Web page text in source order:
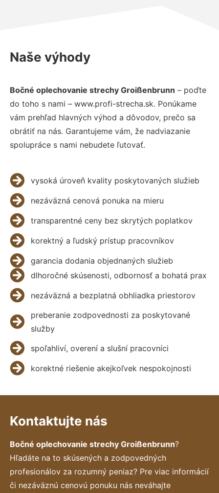
Naše výhody
Bočné oplechovanie strechy Groißenbrunn – poďte
do toho s nami – www.profi-strecha.sk. Ponúkame
vám prehľad hlavných výhod a dôvodov, prečo sa
obrátiť na nás. Garantujeme vám, že nadviazanie
spolupráce s nami nebudete ľutovať.
vysoká úroveň kvality poskytovaných služieb
nezáväzná cenová ponuka na mieru
transparentné ceny bez skrytých poplatkov
korektný a ľudský prístup pracovníkov
garancia dodania objednaných služieb
dlhoročné skúsenosti, odbornosť a bohatá prax
nezáväzná a bezplatná obhliadka priestorov
preberanie zodpovednosti za poskytované
služby
spoľahliví, overení a slušní pracovníci
korektné riešenie akejkoľvek nespokojnosti
Kontaktujte nás
Bočné oplechovanie strechy Groißenbrunn?
Hľadáte na to skúsených a zodpovedných
profesionálov za rozumný peniaz? Pre viac informácií
či nezáväznú cenovú ponuku nás neváhajte